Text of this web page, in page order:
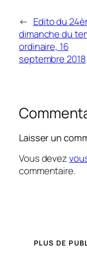
← Edito du
dimanche du
ordinaire, 16
septembre 2018
Laisser un
Vous devez
commentaire.
PLUS DE